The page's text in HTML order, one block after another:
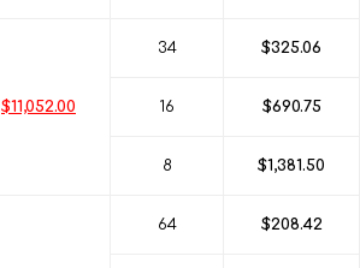
$11,052.00
34 $325.06
16 $690.75
8 $1,381.50
64 $208.42